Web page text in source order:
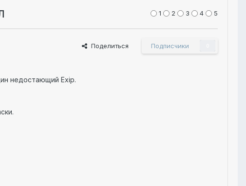
1 2 3 4 5
Поделиться Подписчики
недостающий Exip.